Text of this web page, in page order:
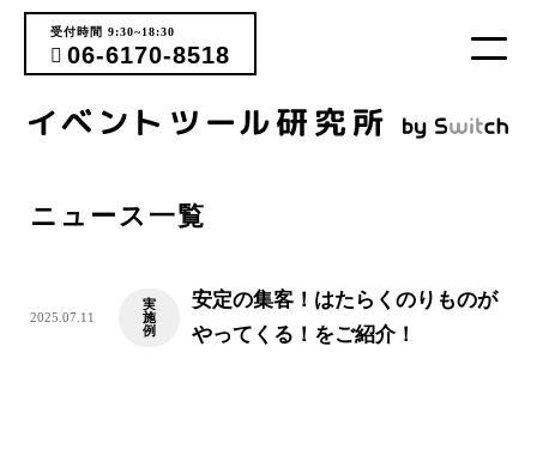
受付時間 9:30~18:30
06-6170-8518
ニュース一覧
2025.07.11
実
施
例
安定の集客！はたらくのりものが
やってくる！をご紹介！